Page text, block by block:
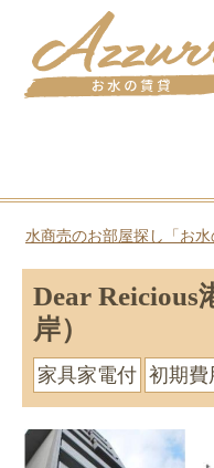
水商売のお部屋探し「お
Dear
岸）
家具家電付 初期費